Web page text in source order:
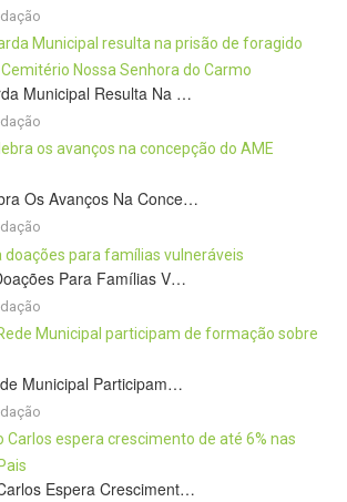
Municipal Resulta Na …
Os Avanços Na Conce…
Para Famílias V…
Municipal Participam…
Espera Cresciment…